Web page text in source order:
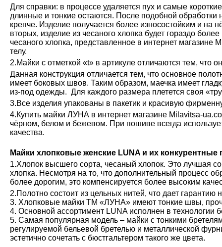
Для справки: в процессе удаляется пух и самые
длинные и тонкие остаются. После подобной обработки
крепче. Изделие получается более износостойким и на
вторых, изделие из чесаного хлопка будет гораздо
чесаного хлопка, представленное в интернет магазине
телу.
2.Майки с отметкой «t» в артикуле отличаются тем, что
Данная конструкция отличается тем, что основное
имеет боковых швов. Таким образом, маечка имеет
из-под одежды. Для каждого размера плетется своя
3.Все изделия упакованы в пакетик и красивую
4.Купить майки ЛУНА в интернет магазине Milavitsa-
чёрном, белом и бежевом. При пошиве всегда
качества.
Майки хлопковые женские LUNA и их конкурентные
1.Хлопок высшего сорта, чесаный хлопок. Это лучшая
хлопка. Несмотря на то, что дополнительный процесс
более дорогим, это компенсируется более высоким
2.Полотно состоит из цельных нитей, что дает гарантию
3. Хлопковые майки ТМ «ЛУНА» имеют тонкие швы,
4. Основной ассортимент LUNA исполнен в технологии
5. Самая популярная модель – майки с тонкими
регулируемой бельевой бретелью и металлической
эстетично сочетать с бюстгальтером такого же цвета.